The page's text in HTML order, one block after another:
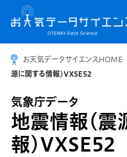
お天気データサイエンスHOME
源に関する情報)VXSE52
気象庁データ
地震情報(震
報)VXSE52